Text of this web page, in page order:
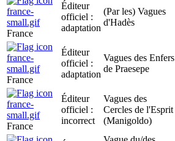
France
Éditeur
officiel :
adaptation
(Par les) Vagues
d'Hadès
France
Éditeur
officiel :
adaptation
Vagues des Enfers
de Praesepe
France
Éditeur
officiel :
incorrect
Vagues des
Cercles de l'Esprit
(Manigoldo)